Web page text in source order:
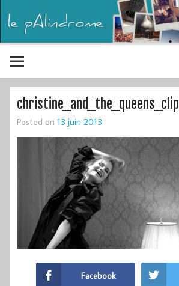
christine_and_the_queens_clip
Posted on 13 juin 2013
Facebook